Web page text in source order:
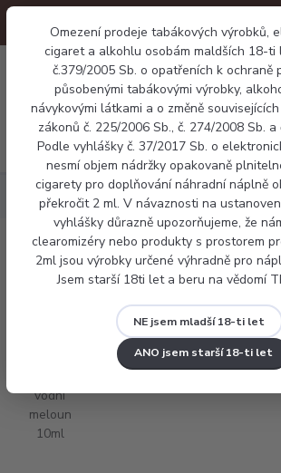
Omezení prodeje tabákových výrobků,
cigaret a alkohlu osobám maldších 18-ti
č.379/2005 Sb. o opatřeních k ochraně
působenými tabákovými výrobky,
návykovými látkami a o změně
zákonů č. 225/2006 Sb., č. 274/2008 Sb. a
Podle vyhlášky č. 37/2017 Sb. o
nesmí objem nádržky opakovaně
cigarety pro doplňování náhradní náplně
překročit 2 ml. V návaznosti na
vyhlášky důrazně upozorňujeme, že
clearomizéry nebo produkty s prostorem
2ml jsou výrobky určené výhradně pro
Jsem starší 18ti let a beru na vědomí
NE jsem mladší 18-ti let
ANO jsem starší 18-ti let
Náplně Frutie vodní meloun 10ml
Frutie vodní meloun 10ml